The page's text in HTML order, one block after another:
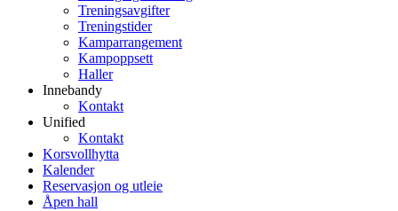
Treningsavgifter
Treningstider
Kamparrangement
Kampoppsett
Haller
Innebandy
Kontakt
Unified
Kontakt
Korsvollhytta
Kalender
Reservasjon og utleie
Åpen hall